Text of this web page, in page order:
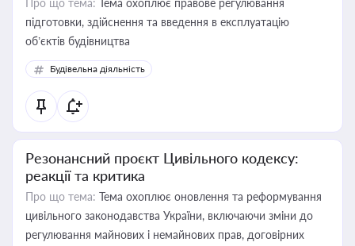
Про що тема: Тема охоплює правове регулювання
підготовки, здійснення та введення в експлуатацію
об’єктів будівництва
Будівельна діяльність
Резонансний проєкт Цивільного кодексу:
реакції та критика
Про що тема: Тема охоплює оновлення та реформування
цивільного законодавства України, включаючи зміни до
регулювання майнових і немайнових прав, договірних